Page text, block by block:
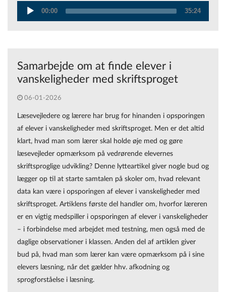
Audio
00:00 35:24
Samarbejde om at finde elever i
vanskeligheder med skriftsproget
06-01-2026
Læsevejledere og lærere har brug for hinanden i opsporingen
af elever i vanskeligheder med skriftsproget. Men er det altid
klart, hvad man som lærer skal holde øje med og gøre
læsevejleder opmærksom på vedrørende elevernes
skriftsproglige udvikling? Denne lytteartikel giver nogle bud og
lægger op til at starte samtalen på skoler om, hvad relevant
data kan være i opsporingen af elever i vanskeligheder med
skriftsproget. Artiklens første del handler om, hvorfor læreren
er en vigtig medspiller i opsporingen af elever i vanskeligheder
– i forbindelse med arbejdet med testning, men også med de
daglige observationer i klassen. Anden del af artiklen giver
bud på, hvad man som lærer kan være opmærksom på i sine
elevers læsning, når det gælder hhv. afkodning og
sprogforståelse i læsning.